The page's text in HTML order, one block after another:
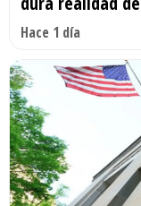
Hace 1 día